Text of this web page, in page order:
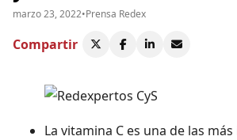
marzo 23, 2022•Prensa Redex
Compartir
La vitamina C es una de las